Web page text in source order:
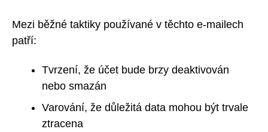
Mezi běžné taktiky používané v těchto e-mailech
patří:
Tvrzení, že účet bude brzy deaktivován
nebo smazán
Varování, že důležitá data mohou být trvale
ztracena